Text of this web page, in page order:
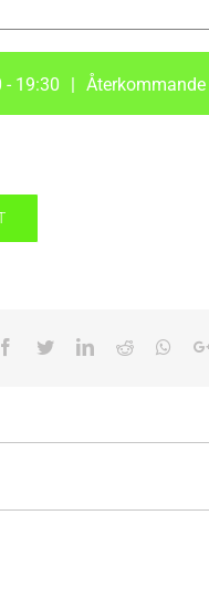
- 19:30 |
Facebook
TwitterLinkedIn
Reddit